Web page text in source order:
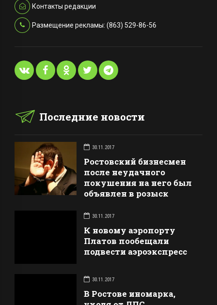
Контакты редакции
Размещение рекламы: (863) 529-86-56
Последние новости
30.11.2017
Ростовский бизнесмен
после неудачного
покушения на него был
объявлен в розыск
30.11.2017
К новому аэропорту
Платов пообещали
подвести аэроэкспресс
30.11.2017
В Ростове иномарка,